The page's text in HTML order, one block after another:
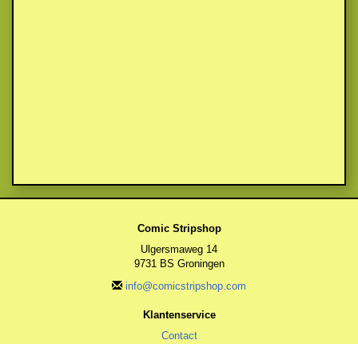
Comic Stripshop
Ulgersmaweg 14
9731 BS Groningen
info@comicstripshop.com
Klantenservice
Contact